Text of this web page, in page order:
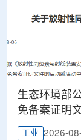
生态环境部
免备案证明
工业 2026-